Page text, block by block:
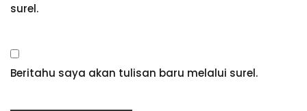
surel.
Beritahu saya akan tulisan baru melalui surel.